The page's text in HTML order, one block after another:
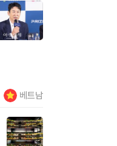
베트남